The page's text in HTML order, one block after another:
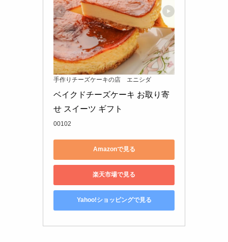
手作りチーズケーキの店 エニシダ
ベイクドチーズケーキ お取り寄
せ スイーツ ギフト
00102
Amazonで見る
楽天市場で見る
Yahoo!ショッピングで見る